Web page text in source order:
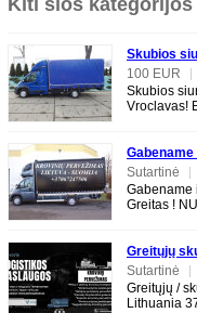
Kiti šios kategorijos
Skubios
Vroclavas
100 EUR
Skubios
Vroclavas!
Gabename
Sutartinė
Gabename
Greitas !
Greitųjų
Lithuania
Sutartinė
Greitųjų /
Lithuania